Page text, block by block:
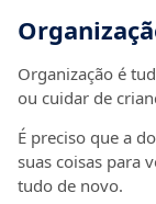
Organização é
ou cuidar de
É preciso que a
suas coisas para
tudo de novo.